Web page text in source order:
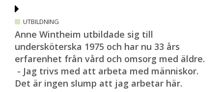
UTBILDNING
Anne Wintheim utbildade sig till
undersköterska 1975 och har nu 33 års
erfarenhet från vård och omsorg med äldre.
- Jag trivs med att arbeta med människor.
Det är ingen slump att jag arbetar här.